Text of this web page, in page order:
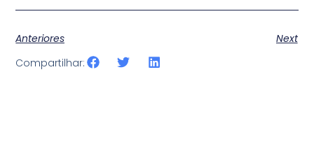
Anteriores
Next
Compartilhar: